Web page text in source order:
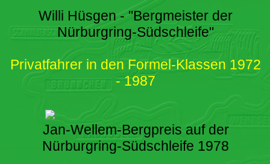
Willi Hüsgen - "Bergmeister der
Nürburgring-Südschleife"
Privatfahrer in den Formel-Klassen 1972
- 1987
Jan-Wellem-Bergpreis auf der
Nürburgring-Südschleife 1978